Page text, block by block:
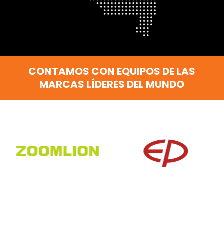
CONTAMOS CON EQUIPOS DE LAS
MARCAS LÍDERES DEL MUNDO